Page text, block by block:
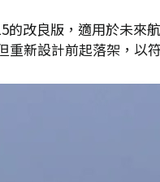
改良版，適用於未來
新設計前起落架，以